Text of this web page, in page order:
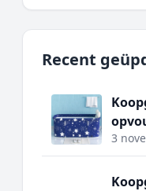
Recent
3